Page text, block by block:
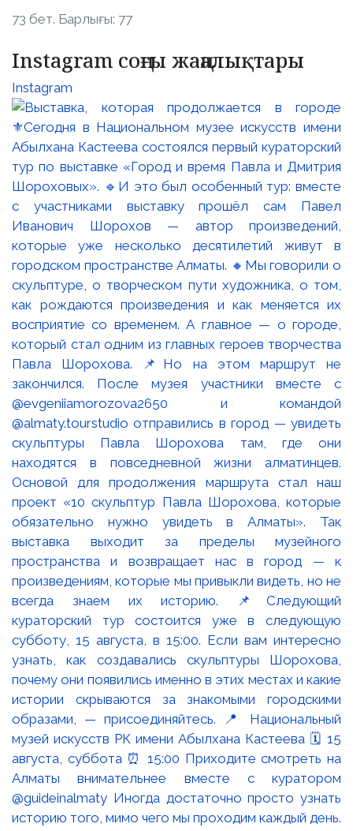
73 бет. Барлығы: 77
Instagram соңғы жаңалықтары
Instagram